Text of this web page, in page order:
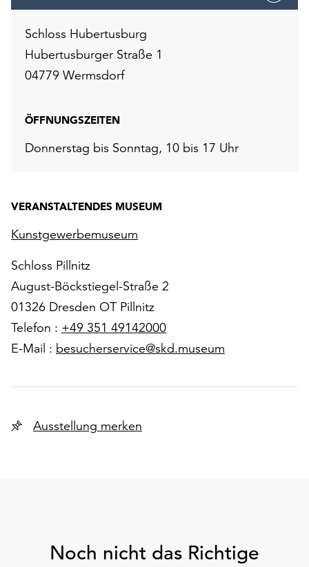
Schloss Hubertusburg​​​​​​​
Hubertusburger Straße 1
04779 Wermsdorf
ÖFFNUNGSZEITEN
Donnerstag bis Sonntag, 10 bis 17 Uhr
VERANSTALTENDES MUSEUM
Kunstgewerbemuseum
Schloss Pillnitz
August-Böckstiegel-Straße 2
01326 Dresden OT Pillnitz
Telefon : +49 351 49142000
E-Mail : besucherservice@skd.museum
Ausstellung merken
Noch nicht das Richtige